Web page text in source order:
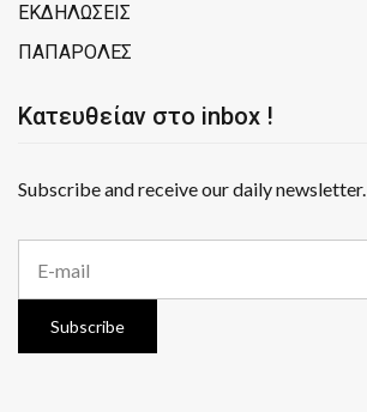
ΕΚΔΗΛΩΣΕΙΣ
ΠΑΠΑΡΟΛΕΣ
Κατευθείαν στο inbox !
Subscribe and receive our daily newsletter.
a
Subscribe